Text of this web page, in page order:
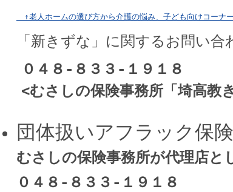
↑老人ホームの選び方から介護の悩み、子ども向けコーナ
「新きずな」に関するお問い合
０４８-８３３-１９１８
<むさしの保険事務所「埼高教
団体扱いアフラック保険
０４８-８３３-１９１８